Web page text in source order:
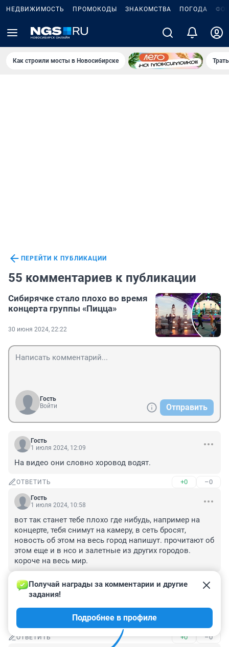
НЕДВИЖИМОСТЬ ПРОМОКОДЫ ЗНАКОМСТВА ПОГОДА
Как строили мосты в Новосибирске
ПЕРЕЙТИ К ПУБЛИКАЦИИ
55 комментариев к публикации
Сибирячке стало плохо во время
концерта группы «Пицца»
30 июня 2024, 22:22
Гость
Войти
Отправить
Гость
1 июля 2024, 12:09
На видео они словно хоровод водят.
ОТВЕТИТЬ +0 –0
Гость
1 июля 2024, 10:58
вот так станет тебе плохо где нибудь, например на
концерте, тебя снимут на камеру, в сеть бросят,
новость об этом на весь город напишут. прочитают об
этом еще и в нсо и залетные из других городов.
короче на весь мир.
ОТВЕТИТЬ –0
Гость
*и делали с ней всякое
ОТВЕТИТЬ +0 –0
Получай награды за комментарии и другие
задания!
Подробнее в профиле